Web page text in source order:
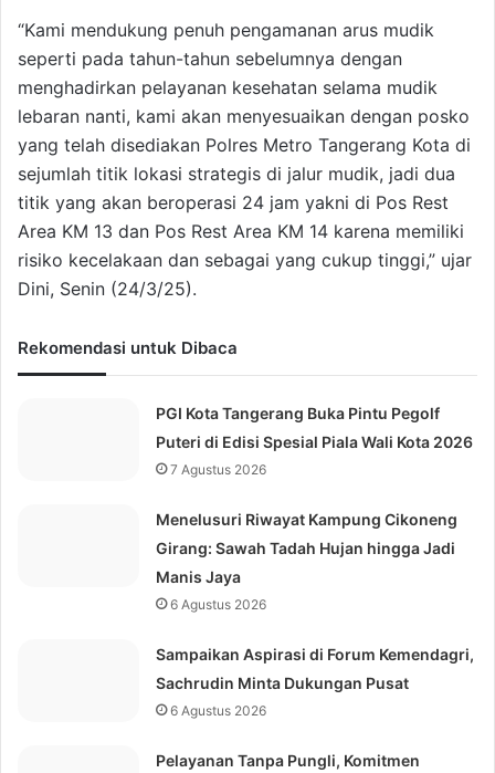
“Kami mendukung penuh pengamanan arus mudik
seperti pada tahun-tahun sebelumnya dengan
menghadirkan pelayanan kesehatan selama mudik
lebaran nanti, kami akan menyesuaikan dengan posko
yang telah disediakan Polres Metro Tangerang Kota di
sejumlah titik lokasi strategis di jalur mudik, jadi dua
titik yang akan beroperasi 24 jam yakni di Pos Rest
Area KM 13 dan Pos Rest Area KM 14 karena memiliki
risiko kecelakaan dan sebagai yang cukup tinggi,” ujar
Dini, Senin (24/3/25).
Rekomendasi untuk Dibaca
PGI Kota Tangerang Buka Pintu Pegolf
Puteri di Edisi Spesial Piala Wali Kota 2026
7 Agustus 2026
Menelusuri Riwayat Kampung Cikoneng
Girang: Sawah Tadah Hujan hingga Jadi
Manis Jaya
6 Agustus 2026
Sampaikan Aspirasi di Forum Kemendagri,
Sachrudin Minta Dukungan Pusat
6 Agustus 2026
Pelayanan Tanpa Pungli, Komitmen